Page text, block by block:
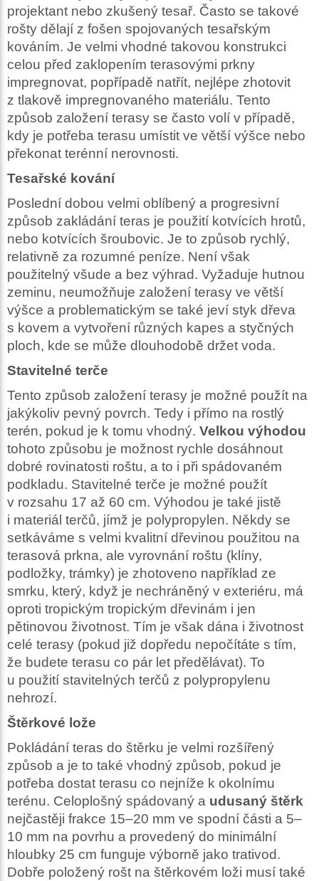
projektant nebo zkušený tesař. Často se takové
rošty dělají z fošen spojovaných tesařským
kováním. Je velmi vhodné takovou konstrukci
celou před zaklopením terasovými prkny
impregnovat, popřípadě natřít, nejlépe zhotovit
z tlakově impregnovaného materiálu. Tento
způsob založení terasy se často volí v případě,
kdy je potřeba terasu umístit ve větší výšce nebo
překonat terénní nerovnosti.
Tesařské kování
Poslední dobou velmi oblíbený a progresivní
způsob zakládání teras je použití kotvících hrotů,
nebo kotvících šroubovic. Je to způsob rychlý,
relativně za rozumné peníze. Není však
použitelný všude a bez výhrad. Vyžaduje hutnou
zeminu, neumožňuje založení terasy ve větší
výšce a problematickým se také jeví styk dřeva
s kovem a vytvoření různých kapes a styčných
ploch, kde se může dlouhodobě držet voda.
Stavitelné terče
Tento způsob založení terasy je možné použít na
jakýkoliv pevný povrch. Tedy i přímo na rostlý
terén, pokud je k tomu vhodný. Velkou výhodou
tohoto způsobu je možnost rychle dosáhnout
dobré rovinatosti roštu, a to i při spádovaném
podkladu. Stavitelné terče je možné použít
v rozsahu 17 až 60 cm. Výhodou je také jistě
i materiál terčů, jímž je polypropylen. Někdy se
setkáváme s velmi kvalitní dřevinou použitou na
terasová prkna, ale vyrovnání roštu (klíny,
podložky, trámky) je zhotoveno například ze
smrku, který, když je nechráněný v exteriéru, má
oproti tropickým tropickým dřevinám i jen
pětinovou životnost. Tím je však dána i životnost
celé terasy (pokud již dopředu nepočítáte s tím,
že budete terasu co pár let předělávat). To
u použití stavitelných terčů z polypropylenu
nehrozí.
Štěrkové lože
Pokládání teras do štěrku je velmi rozšířený
způsob a je to také vhodný způsob, pokud je
potřeba dostat terasu co nejníže k okolnímu
terénu. Celoplošný spádovaný a udusaný štěrk
nejčastěji frakce 15–20 mm ve spodní části a 5–
10 mm na povrhu a provedený do minimální
hloubky 25 cm funguje výborně jako trativod.
Dobře položený rošt na štěrkovém loži musí také